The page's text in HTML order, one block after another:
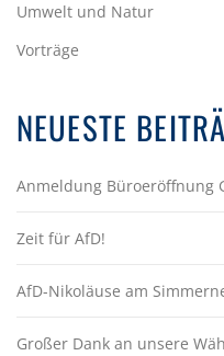
Umwelt und Natur
Vorträge
NEUESTE
Anmeldung Büroeröffnung
Zeit für AfD!
AfD-Nikoläuse am
Großer Dank an unsere